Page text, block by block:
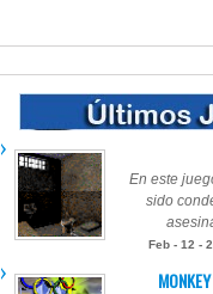
En este
sido
Feb - 12 -